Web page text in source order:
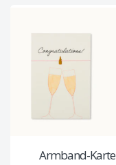
Armband-Karte